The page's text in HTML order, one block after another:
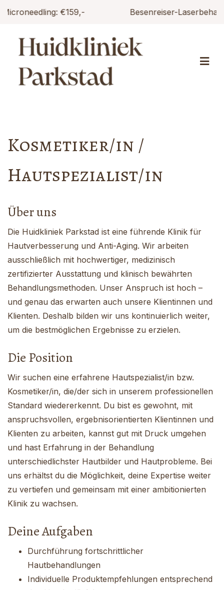
Besenreiser-Laserbehandlung: €125,-
Kosmetiker/in /
Hautspezialist/in
Über uns
Die Huidkliniek Parkstad ist eine führende Klinik für
Hautverbesserung und Anti-Aging. Wir arbeiten
ausschließlich mit hochwertiger, medizinisch
zertifizierter Ausstattung und klinisch bewährten
Behandlungsmethoden. Unser Anspruch ist hoch –
und genau das erwarten auch unsere Klientinnen und
Klienten. Deshalb bilden wir uns kontinuierlich weiter,
um die bestmöglichen Ergebnisse zu erzielen.
Die Position
Wir suchen eine erfahrene Hautspezialist/in bzw.
Kosmetiker/in, die/der sich in unserem professionellen
Standard wiedererkennt. Du bist es gewohnt, mit
anspruchsvollen, ergebnisorientierten Klientinnen und
Klienten zu arbeiten, kannst gut mit Druck umgehen
und hast Erfahrung in der Behandlung
unterschiedlichster Hautbilder und Hautprobleme. Bei
uns erhältst du die Möglichkeit, deine Expertise weiter
zu vertiefen und gemeinsam mit einer ambitionierten
Klinik zu wachsen.
Deine Aufgaben
Durchführung fortschrittlicher
Hautbehandlungen
Individuelle Produktempfehlungen entsprechend